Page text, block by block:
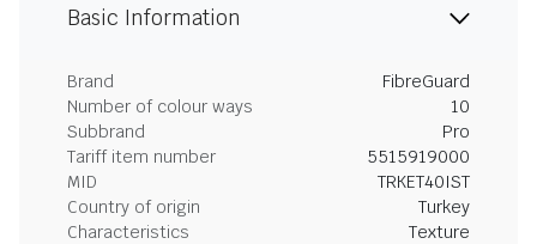
Basic Information
Brand
FibreGuard
Number of colour ways
10
Subbrand
Pro
Tariff item number
5515919000
MID
TRKET40IST
Country of origin
Turkey
Characteristics
Texture